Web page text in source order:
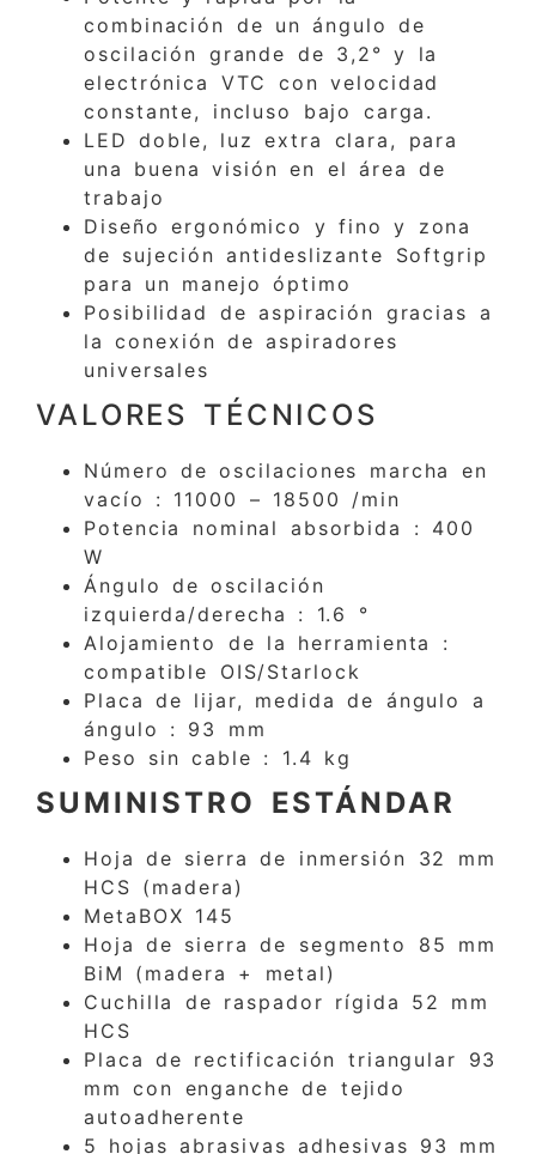
combinación de un ángulo de
oscilación grande de 3,2° y la
electrónica VTC con velocidad
constante, incluso bajo carga.
LED doble, luz extra clara, para
una buena visión en el área de
trabajo
Diseño ergonómico y fino y zona
de sujeción antideslizante Softgrip
para un manejo óptimo
Posibilidad de aspiración gracias a
la conexión de aspiradores
universales
VALORES TÉCNICOS
Número de oscilaciones marcha en
vacío : 11000 – 18500 /min
Potencia nominal absorbida : 400
W
Ángulo de oscilación
izquierda/derecha : 1.6 °
Alojamiento de la herramienta :
compatible OIS/Starlock
Placa de lijar, medida de ángulo a
ángulo : 93 mm
Peso sin cable : 1.4 kg
SUMINISTRO ESTÁNDAR
Hoja de sierra de inmersión 32 mm
HCS (madera)
MetaBOX 145
Hoja de sierra de segmento 85 mm
BiM (madera + metal)
Cuchilla de raspador rígida 52 mm
HCS
Placa de rectificación triangular 93
mm con enganche de tejido
autoadherente
5 hojas abrasivas adhesivas 93 mm